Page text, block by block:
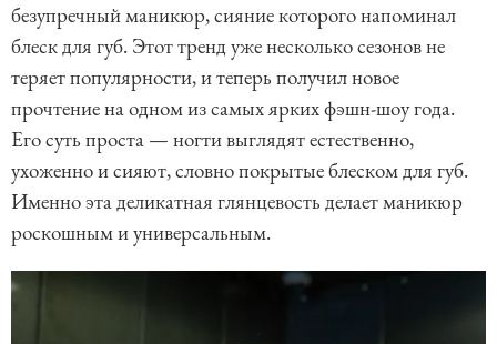
безупречный маникюр, сияние которого напоминал
блеск для губ. Этот тренд уже несколько сезонов не
теряет популярности, и теперь получил новое
прочтение на одном из самых ярких фэшн-шоу года.
Его суть проста — ногти выглядят естественно,
ухоженно и сияют, словно покрытые блеском для губ.
Именно эта деликатная глянцевость делает маникюр
роскошным и универсальным.